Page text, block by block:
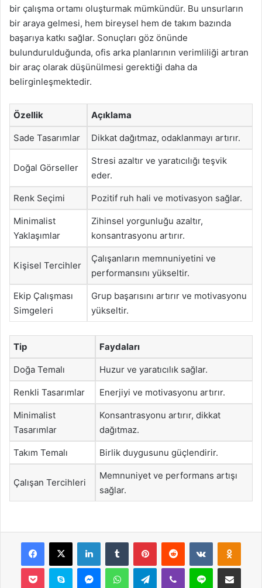
bir çalışma ortamı oluşturmak mümkündür. Bu unsurların
bir araya gelmesi, hem bireysel hem de takım bazında
başarıya katkı sağlar. Sonuçları göz önünde
bulundurulduğunda, ofis arka planlarının verimliliği artıran
bir araç olarak düşünülmesi gerektiği daha da
belirginleşmektedir.
Özellik Açıklama
Sade Tasarımlar Dikkat dağıtmaz, odaklanmayı artırır.
Doğal Görseller
Stresi azaltır ve yaratıcılığı teşvik
eder.
Renk Seçimi Pozitif ruh hali ve motivasyon sağlar.
Minimalist
Yaklaşımlar
Zihinsel yorgunluğu azaltır,
konsantrasyonu artırır.
Kişisel Tercihler
Çalışanların memnuniyetini ve
performansını yükseltir.
Ekip Çalışması
Simgeleri
Grup başarısını artırır ve motivasyonu
yükseltir.
Tip Faydaları
Doğa Temalı Huzur ve yaratıcılık sağlar.
Renkli Tasarımlar Enerjiyi ve motivasyonu artırır.
Minimalist
Tasarımlar
Konsantrasyonu artırır, dikkat
dağıtmaz.
Takım Temalı Birlik duygusunu güçlendirir.
Çalışan Tercihleri
Memnuniyet ve performans artışı
sağlar.
Facebook
X LinkedInTumblr PinterestReddit VKontakte
Pocket Skype MessengerWhatsAppTelegramViber Line E-Posta ile